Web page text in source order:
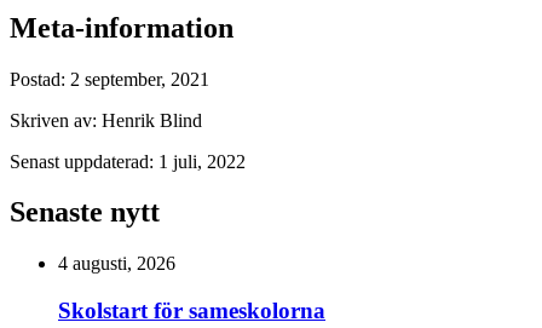
Meta-information
Postad: 2 september, 2021
Skriven av: Henrik Blind
Senast uppdaterad: 1 juli, 2022
Senaste nytt
4 augusti, 2026
Skolstart för sameskolorna